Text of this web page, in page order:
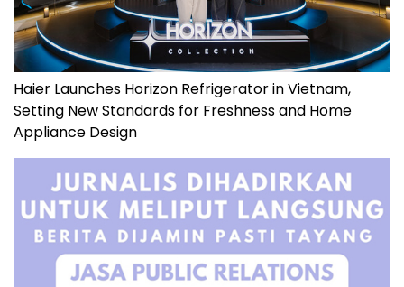
Haier Launches Horizon Refrigerator in Vietnam,
Setting New Standards for Freshness and Home
Appliance Design